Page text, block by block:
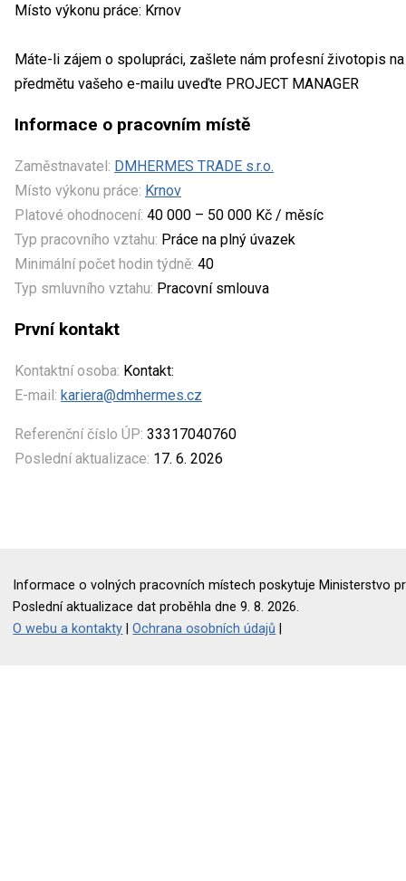
Místo výkonu práce: Krnov
Máte-li zájem o spolupráci, zašlete nám profesní životopis
předmětu vašeho e-mailu uveďte PROJECT MANAGER
Informace o pracovním místě
Zaměstnavatel: DMHERMES TRADE s.r.o.
Místo výkonu práce: Krnov
Platové ohodnocení: 40 000 – 50 000 Kč / měsíc
Typ pracovního vztahu: Práce na plný úvazek
Minimální počet hodin týdně: 40
Typ smluvního vztahu: Pracovní smlouva
První kontakt
Kontaktní osoba: Kontakt:
E-mail: kariera@dmhermes.cz
Referenční číslo ÚP: 33317040760
Poslední aktualizace: 17. 6. 2026
Informace o volných pracovních místech poskytuje Ministerstvo
Poslední aktualizace dat proběhla dne 9. 8. 2026.
O webu a kontakty |Ochrana osobních údajů